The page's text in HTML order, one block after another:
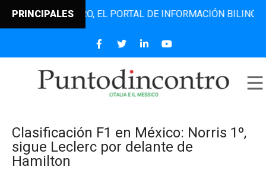
PRINCIPALESEL PORTAL DE INFORMACIÓN BILINGÜE
Clasificación F1 en México: Norris 1º,
sigue Leclerc por delante de
Hamilton